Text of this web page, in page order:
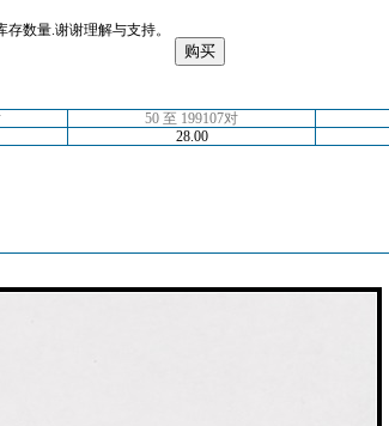
数量.谢谢理解与支持。
50 至 199107对
28.00